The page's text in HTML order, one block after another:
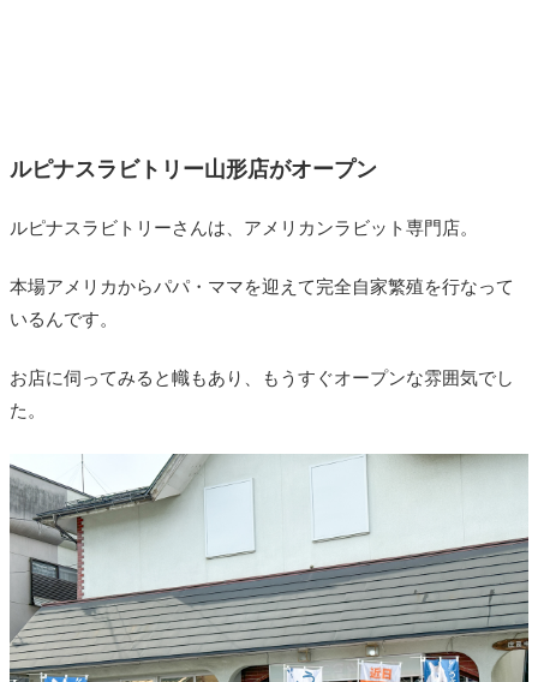
ルピナスラビトリー山形店がオープン
ルピナスラビトリーさんは、アメリカンラビット専門店。
本場アメリカからパパ・ママを迎えて完全自家繁殖を行なって
いるんです。
お店に伺ってみると幟もあり、もうすぐオープンな雰囲気でし
た。